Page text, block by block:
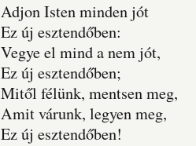
Adjon Isten minden jót
Ez új esztendőben:
Vegye el mind a nem jót,
Ez új esztendőben;
Mitől félünk, mentsen meg,
Amit várunk, legyen meg,
Ez új esztendőben!